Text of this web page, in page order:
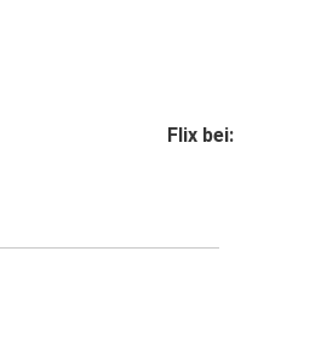
Flix bei: